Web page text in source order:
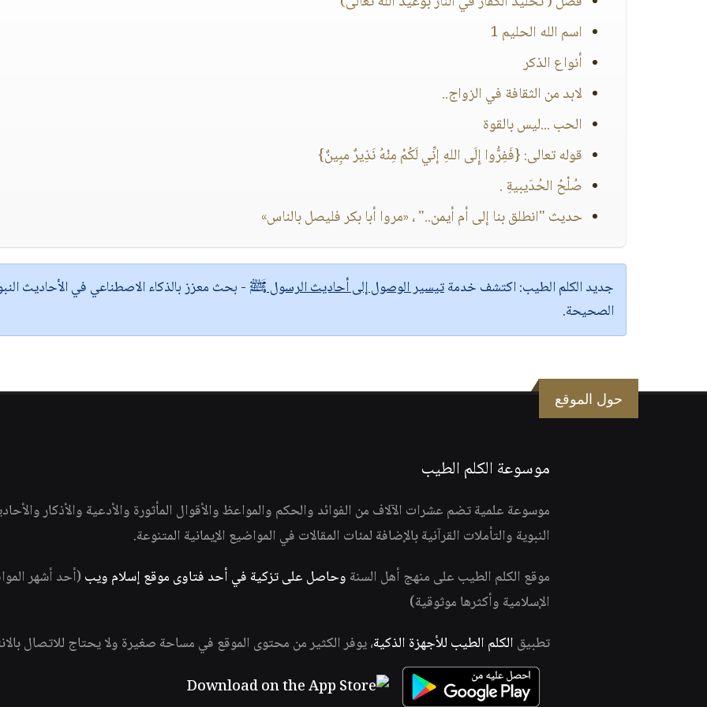
اسم الله الحليم 1
أنواع الذكر
لابد من الثقافة في الزواج..
الحب ...ليس بالقوة
قوله تعالى: {فَفِرُّوا إِلَى اللهِ إنِّي لَكُمْ مِنْهُ نَذِيرٌ مبِينٌ}
صُلْحُ الحُدَيبيةِ .
حديث "انطلق بنا إلى أم أيمن.." ، «مروا أبا بكر فليصل بالناس»
جديد الكلم الطيب:اكتشف خدمةتيسير الوصول إلى أحاديث الرسول ﷺ - بحث معزز بالذكاء الاصطناعي في الأحاديث
الصحيحة.
حول الموقع
موسوعة الكلم الطيب
موسوعة علمية تضم عشرات الآلاف من الفوائد والحكم والمواعظ والأقوال المأثورة والأدعية والأذكار
النبوية والتأملات القرآنية بالإضافة لمئات المقالات في المواضيع الإيمانية المتنوعة.
موقع الكلم الطيب على منهج أهل السنة وحاصل على تزكية في أحد فتاوى موقع إسلام ويب (أحد أشهر
الإسلامية وأكثرها موثوقية)
تطبيق الكلم الطيب للأجهزة الذكية، يوفر الكثير من محتوى الموقع في مساحة صغيرة ولا يحتاج للاتصال